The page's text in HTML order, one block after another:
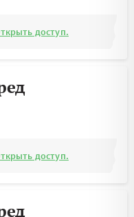
доступ.
доступ.